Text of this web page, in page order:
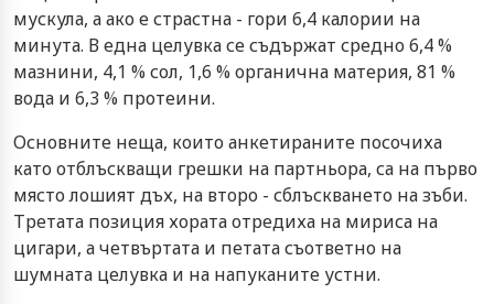
мускула, а ако е страстна - гори 6,4 калории на
минута. В една целувка се съдържат средно 6,4 %
мазнини, 4,1 % сол, 1,6 % органична материя, 81 %
вода и 6,3 % протеини.
Основните неща, които анкетираните посочиха
като отблъскващи грешки на партньора, са на първо
място лошият дъх, на второ - сблъскването на зъби.
Третата позиция хората отредиха на мириса на
цигари, а четвъртата и петата съответно на
шумната целувка и на напуканите устни.